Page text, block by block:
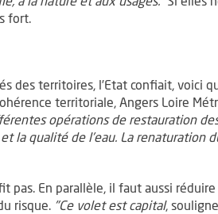
fort.
des territoires, l’Etat confiait, voici
territoriale, Angers Loire
opérations de restauration
la qualité de l’eau. La renaturation
pas. En parallèle, il faut aussi
risque. "Ce volet est capital,